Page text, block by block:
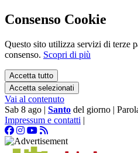
Consenso Cookie
Questo sito utilizza servizi di terze
consenso. Scopri di più
Accetta tutto
Accetta selezionati
Vai al contenuto
Sab 8 ago | Santo del giorno |
Impressum e contatti |